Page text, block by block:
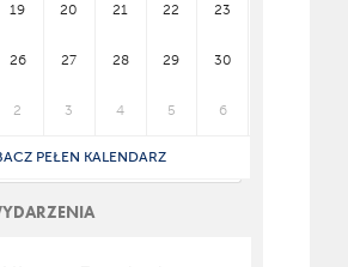
19 20 21 22 23
26 27 28 29 30
2 3 4 5 6
PEŁEN KALENDARZ